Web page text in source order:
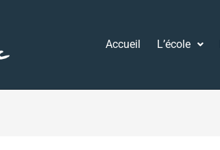
Accueil L’école